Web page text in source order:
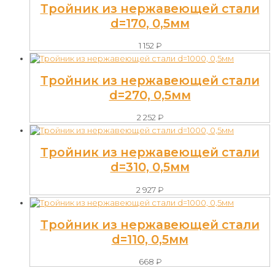
Тройник из нержавеющей стали
d=170, 0,5мм
1 152 ₽
Тройник из нержавеющей стали
d=270, 0,5мм
2 252 ₽
Тройник из нержавеющей стали
d=310, 0,5мм
2 927₽
Тройник из нержавеющей стали
d=110, 0,5мм
668 ₽